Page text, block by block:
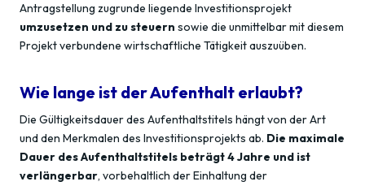
Antragstellung zugrunde liegende Investitionsprojekt
umzusetzen und zu steuern sowie die unmittelbar mit diesem
Projekt verbundene wirtschaftliche Tätigkeit auszuüben.
Wie lange ist der Aufenthalt erlaubt?
Die Gültigkeitsdauer des Aufenthaltstitels hängt von der Art
und den Merkmalen des Investitionsprojekts ab. Die maximale
Dauer des Aufenthaltstitels beträgt 4 Jahre und ist
verlängerbar, vorbehaltlich der Einhaltung der